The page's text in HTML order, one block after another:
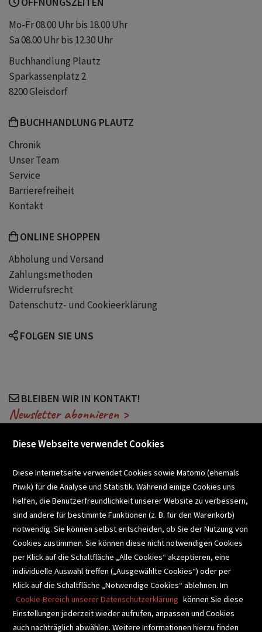
Mo-Fr 08.00 Uhr bis 18.00 Uhr
Sa 08.00 Uhr bis 12.30 Uhr
Buchhandlung Plautz
Sparkassenplatz 2
8200 Gleisdorf
BUCHHANDLUNG PLAUTZ
Chronik
Unser Team
Service
Barrierefreiheit
Kontakt
ONLINE SHOPPEN
Abholung und Versand
Zahlungsmethoden
Widerrufsrecht
Datenschutz- und Cookieerklärung
FOLGEN SIE UNS
BLEIBEN WIR IN KONTAKT!
Newsletter abonnieren >
SCHULBUCHSERVICE
BUCHEMPFEHLUNGEN
BIBLIOTHEKSSERVICE
Diese Webseite verwendet Cookies
Diese Internetseite verwendet Cookies sowie Matomo (ehemals
Piwik) für die Analyse und Statistik. Während einige Cookies uns
helfen, die Benutzerfreundlichkeit unserer Website zu verbessern,
sind andere für bestimmte Funktionen (z. B. für den Warenkorb)
notwendig. Sie können selbst entscheiden, ob Sie der Nutzung von
Cookies zustimmen. Sie können diese nicht notwendigen Cookies
per Klick auf die Schaltfläche „Alle Cookies“ akzeptieren, eine
individuelle Auswahl treffen („Ausgewählte Cookies“) oder per
Klick auf die Schaltfläche „Notwendige Cookies“ ablehnen. Im
Cookie-Bereich unserer Datenschutzerklärung können Sie diese
Einstellungen jederzeit wieder aufrufen, anpassen und Cookies
auch nachträglich abwählen. Weitere Informationen hierzu finden